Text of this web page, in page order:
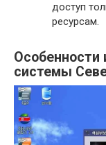
доступ
ресурсам.
Особенности
системы